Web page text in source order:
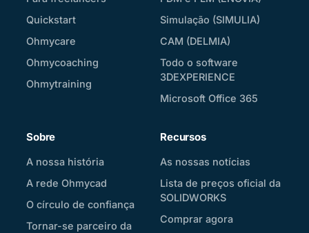
Quickstart
Ohmycare
Ohmycoaching
Ohmytraining
Simulação (SIMULIA)
CAM (DELMIA)
Todo o software
3DEXPERIENCE
Microsoft Office 365
Sobre
A nossa história
A rede Ohmycad
O círculo de confiança
Tornar-se parceiro da
Recursos
As nossas notícias
Lista de preços oficial da
SOLIDWORKS
Comprar agora